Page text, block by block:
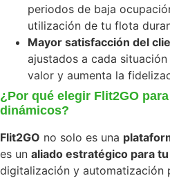
periodos de baja
utilización de tu flota
Mayor satisfacción del
ajustados a cada
valor y aumenta la
¿Por qué elegir Flit2GO
dinámicos?
Flit2GO no solo es una
es un aliado estratégico para
digitalización y automatización